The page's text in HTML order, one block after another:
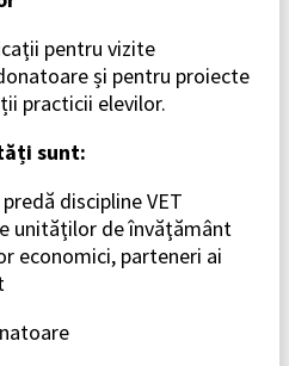
pentru vizite
și pentru proiecte
practicii elevilor.
sunt:
discipline VET
unităţilor de învăţământ
economici, parteneri ai